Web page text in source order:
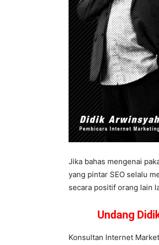
Jika bahas mengenai
yang pintar SEO selalu
secara positif orang lain
Undang
Konsultan Internet